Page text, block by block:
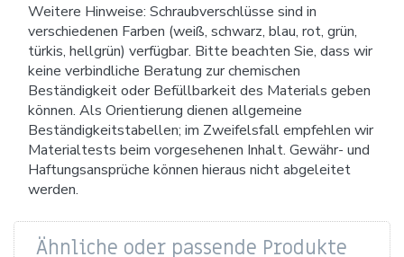
Weitere Hinweise: Schraubverschlüsse sind in
verschiedenen Farben (weiß, schwarz, blau, rot, grün,
türkis, hellgrün) verfügbar. Bitte beachten Sie, dass wir
keine verbindliche Beratung zur chemischen
Beständigkeit oder Befüllbarkeit des Materials geben
können. Als Orientierung dienen allgemeine
Beständigkeitstabellen; im Zweifelsfall empfehlen wir
Materialtests beim vorgesehenen Inhalt. Gewähr- und
Haftungsansprüche können hieraus nicht abgeleitet
werden.
Ähnliche oder passende Produkte